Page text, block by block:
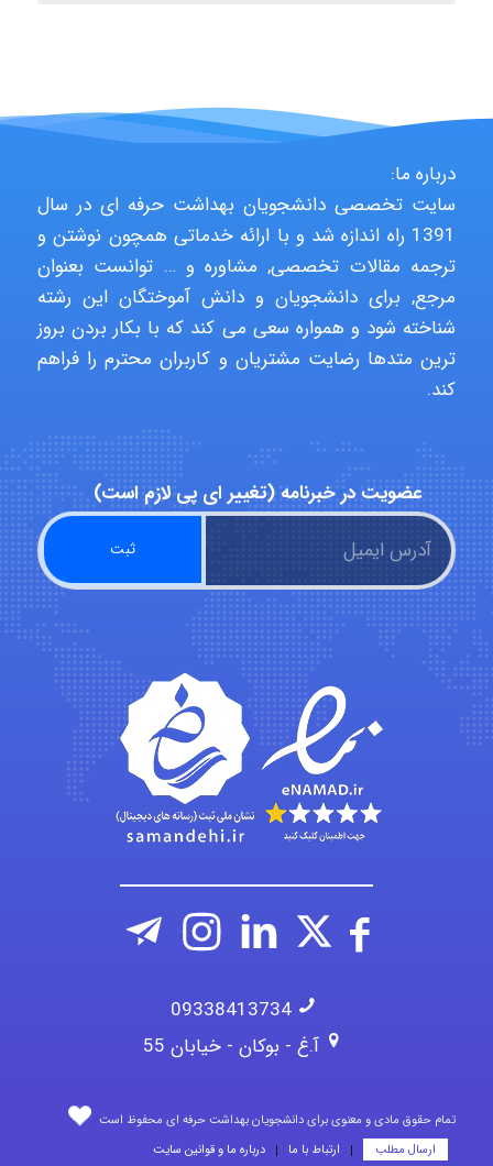
USER124
malekf
abolfazlkoshehe
abolfazlkoshehe
A.balandeh
fatima
Jafar Tym
درباره ما:
سایت تخصصی دانشجویان بهداشت حرفه ای در سال
1391 راه اندازه شد و با ارائه خدماتی همچون نوشتن و
ترجمه مقالات تخصصی, مشاوره و … توانست بعنوان
مرجع, برای دانشجویان و دانش آموختگان این رشته
شناخته شود و همواره سعی می کند که با بکار بردن بروز
ترین متدها رضایت مشتریان و کاربران محترم را فراهم
کند.
عضویت در خبرنامه (تغییر ای پی لازم است)
09338413734
آ.غ - بوکان - خیابان 55
تمام حقوق مادی و معنوی برای دانشجویان بهداشت حرفه ای محفوظ است
ارسال مطلب
ارتباط با ما درباره ما و قوانین سایت